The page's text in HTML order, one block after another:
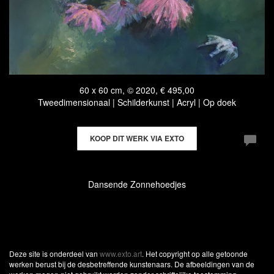
60 x 60 cm, © 2020, € 495,00
Tweedimensionaal | Schilderkunst | Acryl | Op doek
KOOP DIT WERK VIA EXTO
Dansende Zonnehoedjes
Deze site is onderdeel van www.exto.art. Het copyright op alle getoonde
werken berust bij de desbetreffende kunstenaars. De afbeeldingen van de